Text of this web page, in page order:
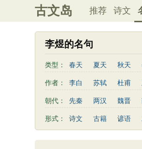
古文岛 推荐 诗文
李煜的名句
类型： 春天 夏天 秋天
友情
感恩 写风
端午节
七夕节 中
作者： 李白 苏轼 杜甫
曹植
高适 王勃
谢灵运
文天祥 柳
朝代： 先秦 两汉 魏晋
形式： 诗文 古籍 谚语